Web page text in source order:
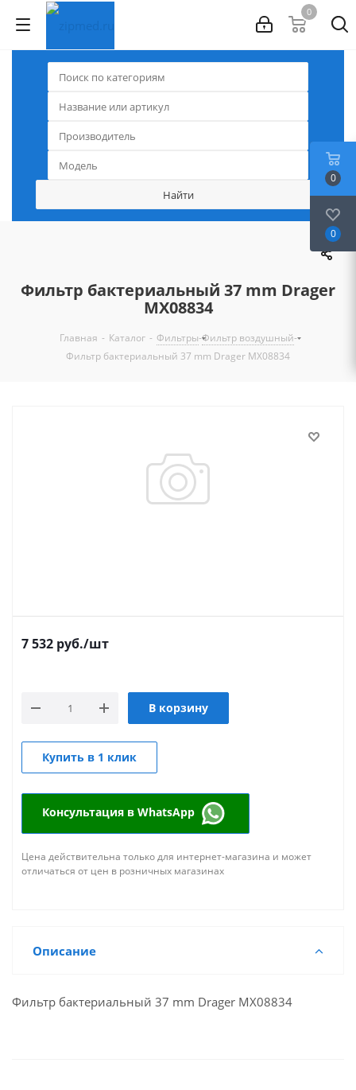
0
Фильтр бактериальный 37 mm Drager
MX08834
Главная - Каталог - Фильтры-Фильтр воздушный-
Фильтр бактериальный 37 mm Drager MX08834
7 532 руб./шт
В корзину
Купить в 1 клик
Консультация в WhatsApp
Цена действительна только для интернет-магазина и может
отличаться от цен в розничных магазинах
Описание
Фильтр бактериальный 37 mm Drager MX08834
0
0